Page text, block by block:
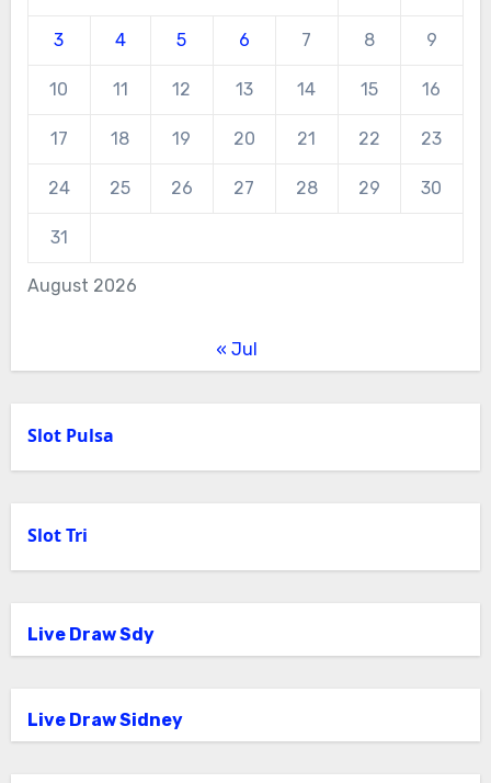
August 2026
3 4 5 6 7 8 9
10 11 12 13 14 15 16
17 18 19 20 21 22 23
24 25 26 27 28 29 30
31
« Jul
Slot Pulsa
Slot Tri
Live Draw Sdy
Live Draw Sidney